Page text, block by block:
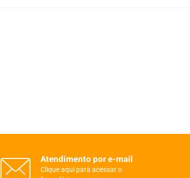
Atendimento por e-mail
Clique aqui para acessar o